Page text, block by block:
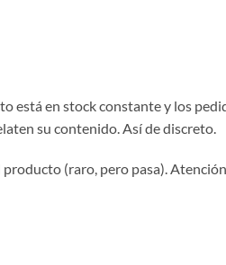
está en stock constante y los
su contenido. Así de discreto.
(raro, pero pasa).